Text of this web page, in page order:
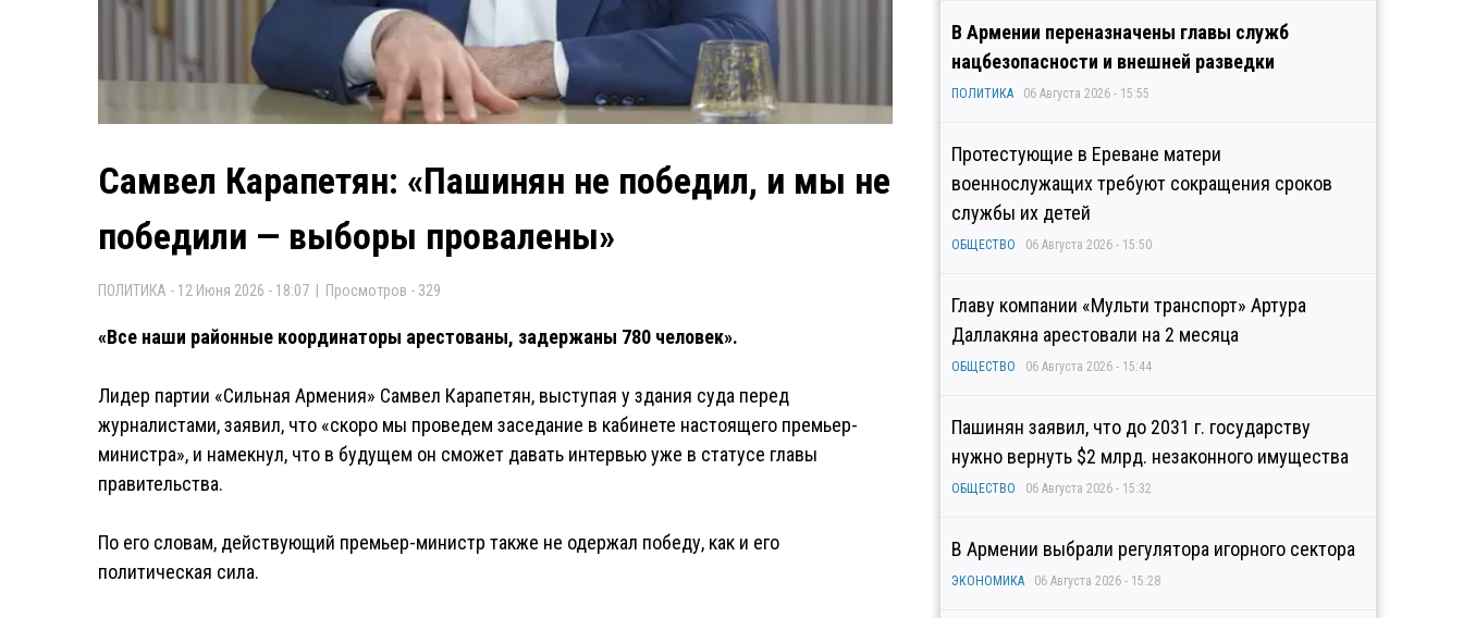
Самвел Карапетян: «Пашинян не победил, и мы не
победили — выборы провалены»
ПОЛИТИКА - 12 Июня 2026 - 18:07 | Просмотров - 329
«Все наши районные координаторы арестованы, задержаны 780 человек».
Лидер партии «Сильная Армения» Самвел Карапетян, выступая у здания суда перед
журналистами, заявил, что «скоро мы проведем заседание в кабинете настоящего премьер-
министра», и намекнул, что в будущем он сможет давать интервью уже в статусе главы
правительства.
По его словам, действующий премьер-министр также не одержал победу, как и его
политическая сила.
В Армении переназначены главы служб
нацбезопасности и внешней разведки
ПОЛИТИКА 06 Августа 2026 - 15:55
Протестующие в Ереване матери
военнослужащих требуют сокращения сроков
службы их детей
ОБЩЕСТВО 06 Августа 2026 - 15:50
Главу компании «Мульти транспорт» Артура
Даллакяна арестовали на 2 месяца
ОБЩЕСТВО 06 Августа 2026 - 15:44
Пашинян заявил, что до 2031 г. государству
нужно вернуть $2 млрд. незаконного имущества
ОБЩЕСТВО 06 Августа 2026 - 15:32
В Армении выбрали регулятора игорного сектора
ЭКОНОМИКА 06 Августа 2026 - 15:28